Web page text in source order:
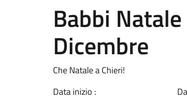
Babbi
Dicembre
Che Natale a Chieri!
Data inizio :